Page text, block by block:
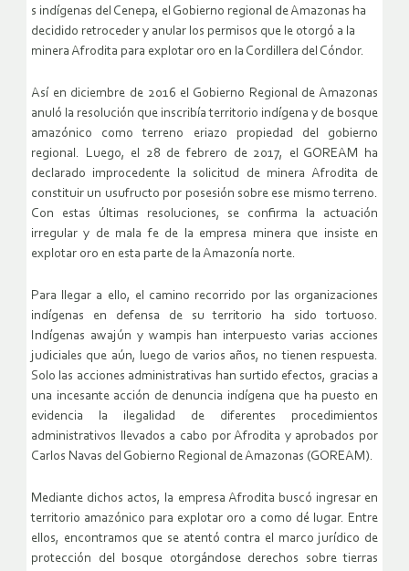
s indígenas del Cenepa, el Gobierno regional de Amazonas ha
decidido retroceder y anular los permisos que le otorgó a la
minera Afrodita para explotar oro en la Cordillera del Cóndor.
Así en diciembre de 2016 el Gobierno Regional de Amazonas
anuló la resolución que inscribía territorio indígena y de bosque
amazónico como terreno eriazo propiedad del gobierno
regional. Luego, el 28 de febrero de 2017, el GOREAM ha
declarado improcedente la solicitud de minera Afrodita de
constituir un usufructo por posesión sobre ese mismo terreno.
Con estas últimas resoluciones, se confirma la actuación
irregular y de mala fe de la empresa minera que insiste en
explotar oro en esta parte de la Amazonía norte.
Para llegar a ello, el camino recorrido por las organizaciones
indígenas en defensa de su territorio ha sido tortuoso.
Indígenas awajún y wampis han interpuesto varias acciones
judiciales que aún, luego de varios años, no tienen respuesta.
Solo las acciones administrativas han surtido efectos, gracias a
una incesante acción de denuncia indígena que ha puesto en
evidencia la ilegalidad de diferentes procedimientos
administrativos llevados a cabo por Afrodita y aprobados por
Carlos Navas del Gobierno Regional de Amazonas (GOREAM).
Mediante dichos actos, la empresa Afrodita buscó ingresar en
territorio amazónico para explotar oro a como dé lugar. Entre
ellos, encontramos que se atentó contra el marco jurídico de
protección del bosque otorgándose derechos sobre tierras